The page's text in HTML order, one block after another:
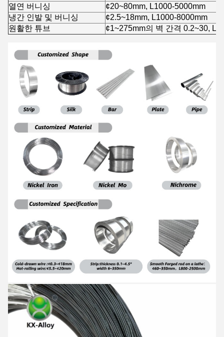
열연 버니싱
¢20~80mm, L1000-5000mm
냉간 인발 및 버니싱
¢2.5~18mm, L1000-8000mm
원활한 튜브
¢1~275mm의 벽 간격 0.2~30,